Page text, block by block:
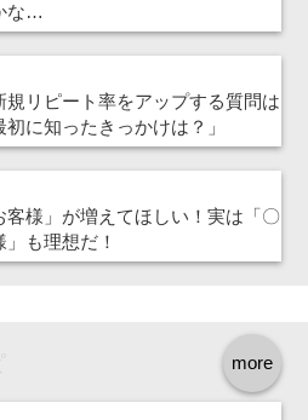
な…
規リピート率をアップする質問は
初に知ったきっかけは？」
客様」が増えてほしい！実は「〇
も理想だ！
more